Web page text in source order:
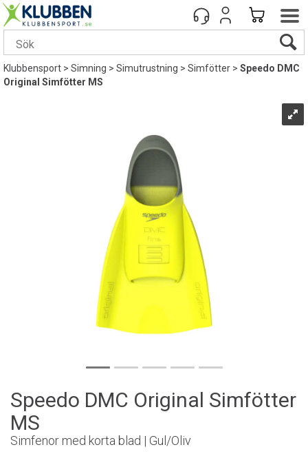
Klubbensport>Simning>Simutrustning>Simfötter>Speedo DMC
Original Simfötter MS
Speedo DMC Original Simfötter
MS
Simfenor med korta blad | Gul/Oliv